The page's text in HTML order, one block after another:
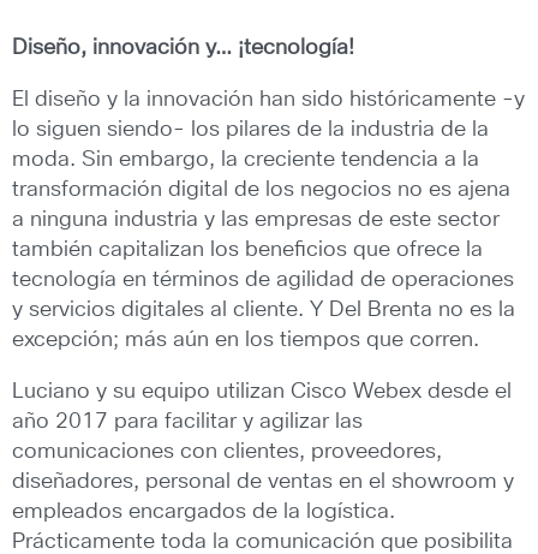
Diseño, innovación y… ¡tecnología!
El diseño y la innovación han sido históricamente -y
lo siguen siendo- los pilares de la industria de la
moda. Sin embargo, la creciente tendencia a la
transformación digital de los negocios no es ajena
a ninguna industria y las empresas de este sector
también capitalizan los beneficios que ofrece la
tecnología en términos de agilidad de operaciones
y servicios digitales al cliente. Y Del Brenta no es la
excepción; más aún en los tiempos que corren.
Luciano y su equipo utilizan Cisco Webex desde el
año 2017 para facilitar y agilizar las
comunicaciones con clientes, proveedores,
diseñadores, personal de ventas en el showroom y
empleados encargados de la logística.
Prácticamente toda la comunicación que posibilita